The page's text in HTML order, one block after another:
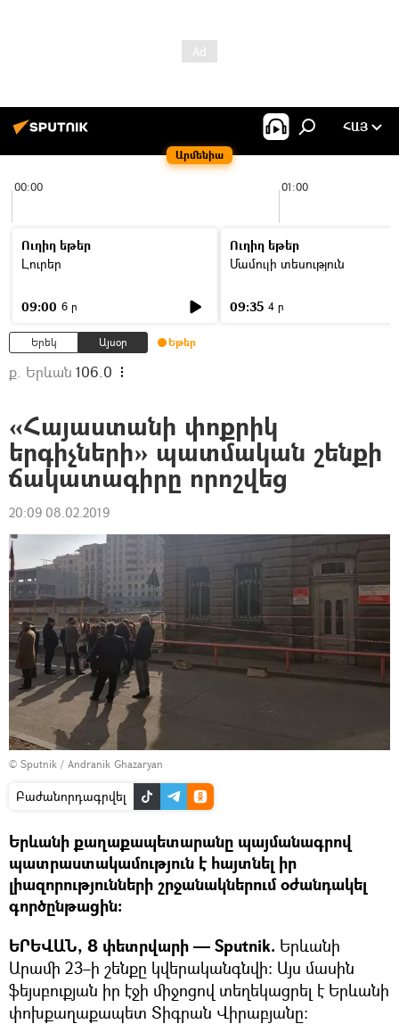
Արմենիա
ՀԱՅ
00:00 01:00
Ուղիղ եթեր
Լուրեր
09:00 6 ր
Ուղիղ եթեր
Մամուլի տեսություն
09:35 4 ր
Երեկ Այսօր Եթեր
ք. Երևան 106.0
«Հայաստանի փոքրիկ
երգիչների» պատմական շենքի
ճակատագիրը որոշվեց
20:09 08.02.2019
© Sputnik / Andranik Ghazaryan
Բաժանորդագրվել
Երևանի քաղաքապետարանը պայմանագրով
պատրաստակամություն է հայտնել իր
լիազորությունների շրջանակներում օժանդակել
գործընթացին:
ԵՐԵՎԱՆ, 8 փետրվարի — Sputnik. Երևանի
Արամի 23–ի շենքը կվերականգնվի։ Այս մասին
ֆեյսբուքյան իր էջի միջոցով տեղեկացրել է Երևանի
փոխքաղաքապետ Տիգրան Վիրաբյանը։